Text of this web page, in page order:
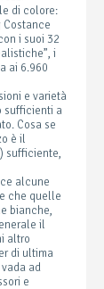
di colore:
Costance
i suoi 32
i
ai 6.960
e varietà
sufficienti a
Cosa se
è il
sufficiente,
alcune
che quelle
bianche,
il
altro
di ultima
ad
e